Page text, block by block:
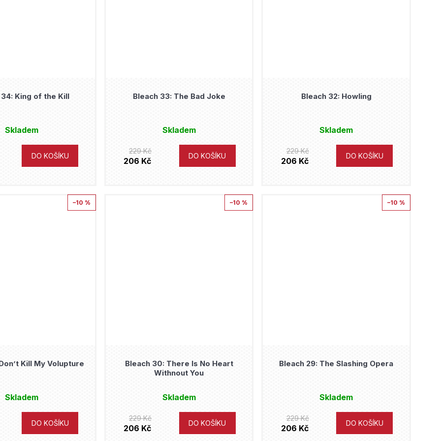
34: King of the Kill
Skladem
DO KOŠÍKU
Bleach 33: The Bad Joke
Skladem
229 Kč
206 Kč
DO KOŠÍKU
Bleach 32: Howling
Skladem
229 Kč
206 Kč
DO KOŠÍKU
–10 %
Kill My Volupture
Skladem
DO KOŠÍKU
–10 %
Bleach 30: There Is No Heart
Withnout You
Skladem
229 Kč
206 Kč
DO KOŠÍKU
–10 %
Bleach 29: The Slashing Opera
Skladem
229 Kč
206 Kč
DO KOŠÍKU